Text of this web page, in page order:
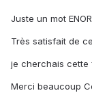
Juste un mot
Très satisfait de
je cherchais cette
Merci beaucoup